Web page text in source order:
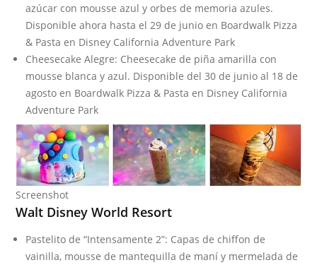
azúcar con mousse azul y orbes de memoria azules.
Disponible ahora hasta el 29 de junio en Boardwalk Pizza
& Pasta en Disney California Adventure Park
Cheesecake Alegre: Cheesecake de piña amarilla con
mousse blanca y azul. Disponible del 30 de junio al 18 de
agosto en Boardwalk Pizza & Pasta en Disney California
Adventure Park
Screenshot
Walt Disney World Resort
Pastelito de “Intensamente 2”: Capas de chiffon de
vainilla, mousse de mantequilla de maní y mermelada de